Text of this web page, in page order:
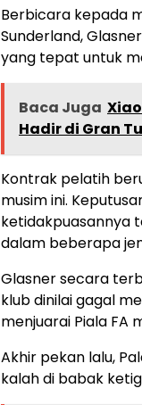
Berbicara kepada
Sunderland,
yang tepat untuk
Baca Juga
Hadir di Gran
Kontrak pelatih
musim ini.
ketidakpuasannya
dalam beberapa
Glasner secara
klub dinilai gagal
menjuarai Piala FA
Akhir pekan lalu,
kalah di babak